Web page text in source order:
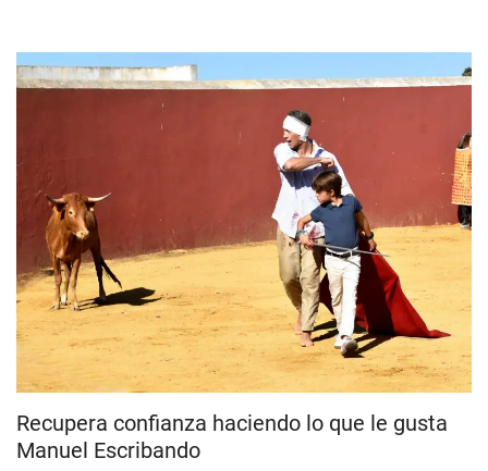
Recupera confianza haciendo lo que le gusta
Manuel Escribando
Boletín de Prensa - 03/08/26